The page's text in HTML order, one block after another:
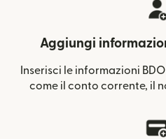
Aggiungi
Inserisci le informazioni
come il conto corrente, il